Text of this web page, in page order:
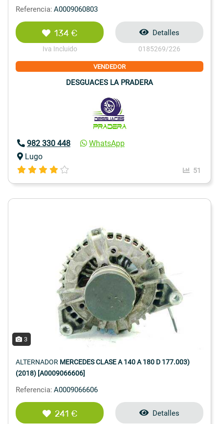
Referencia: A0009060803
134 €
Iva Incluido
Detalles
0185269/226
VENDEDOR
DESGUACES LA PRADERA
982 330 448
WhatsApp
Lugo
51
3
ALTERNADOR MERCEDES CLASE A 140 A 180 D 177.003)
(2018) [A0009066606]
Referencia: A0009066606
241 € Detalles